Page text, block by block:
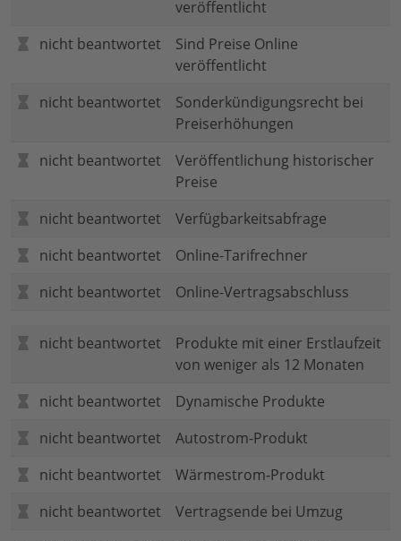
veröffentlicht
nicht beantwortet
Sind Preise Online
veröffentlicht
nicht beantwortet
Sonderkündigungsrecht bei
Preiserhöhungen
nicht beantwortet
Veröffentlichung historischer
Preise
nicht beantwortet
Verfügbarkeitsabfrage
nicht beantwortet
Online-Tarifrechner
nicht beantwortet
Online-Vertragsabschluss
nicht beantwortet
Produkte mit einer Erstlaufzeit
von weniger als 12 Monaten
nicht beantwortet
Dynamische Produkte
nicht beantwortet
Autostrom-Produkt
nicht beantwortet
Wärmestrom-Produkt
nicht beantwortet
Vertragsende bei Umzug